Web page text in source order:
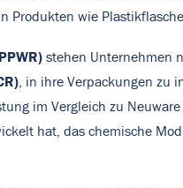
Produkten wie
stehen Unternehmen
, in ihre Verpackungen zu
im Vergleich zu
hat, das chemische